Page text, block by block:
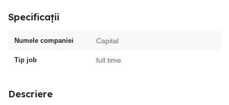
Specificații
Numele companiei Capital
Tip job full time
Descriere